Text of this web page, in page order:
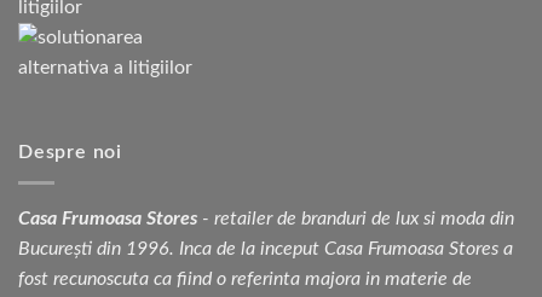
Despre noi
Casa Frumoasa Stores - retailer de branduri de lux si moda din
București din 1996. Inca de la inceput Casa Frumoasa Stores a
fost recunoscuta ca fiind o referinta majora in materie de